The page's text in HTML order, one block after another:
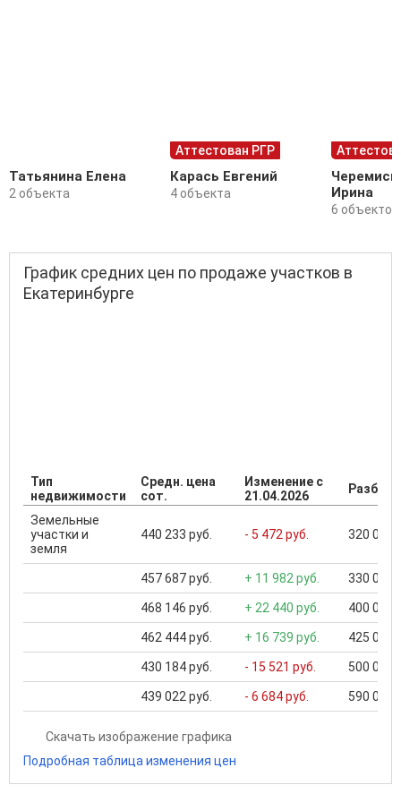
Татьянина Елена
2 объекта
Аттестован РГР
Карась Евгений
4 объекта
Ирина
6 объектов
График средних цен по продаже участков в
Екатеринбурге
Тип
недвижимости
Средн. цена
сот.
Изменение с
21.04.2026
Земельные
участки и
земля
440 233 руб. - 5 472 руб. 320 000
457 687 руб. + 11 982 руб. 330 000
468 146 руб. + 22 440 руб. 400 000
462 444 руб. + 16 739 руб. 425 000
430 184 руб. - 15 521 руб. 500 000
439 022 руб. - 6 684 руб. 590 000
Скачать изображение графика
Подробная таблица изменения цен